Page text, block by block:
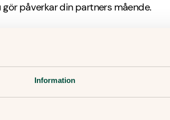
Information
påverkar din partners mående.